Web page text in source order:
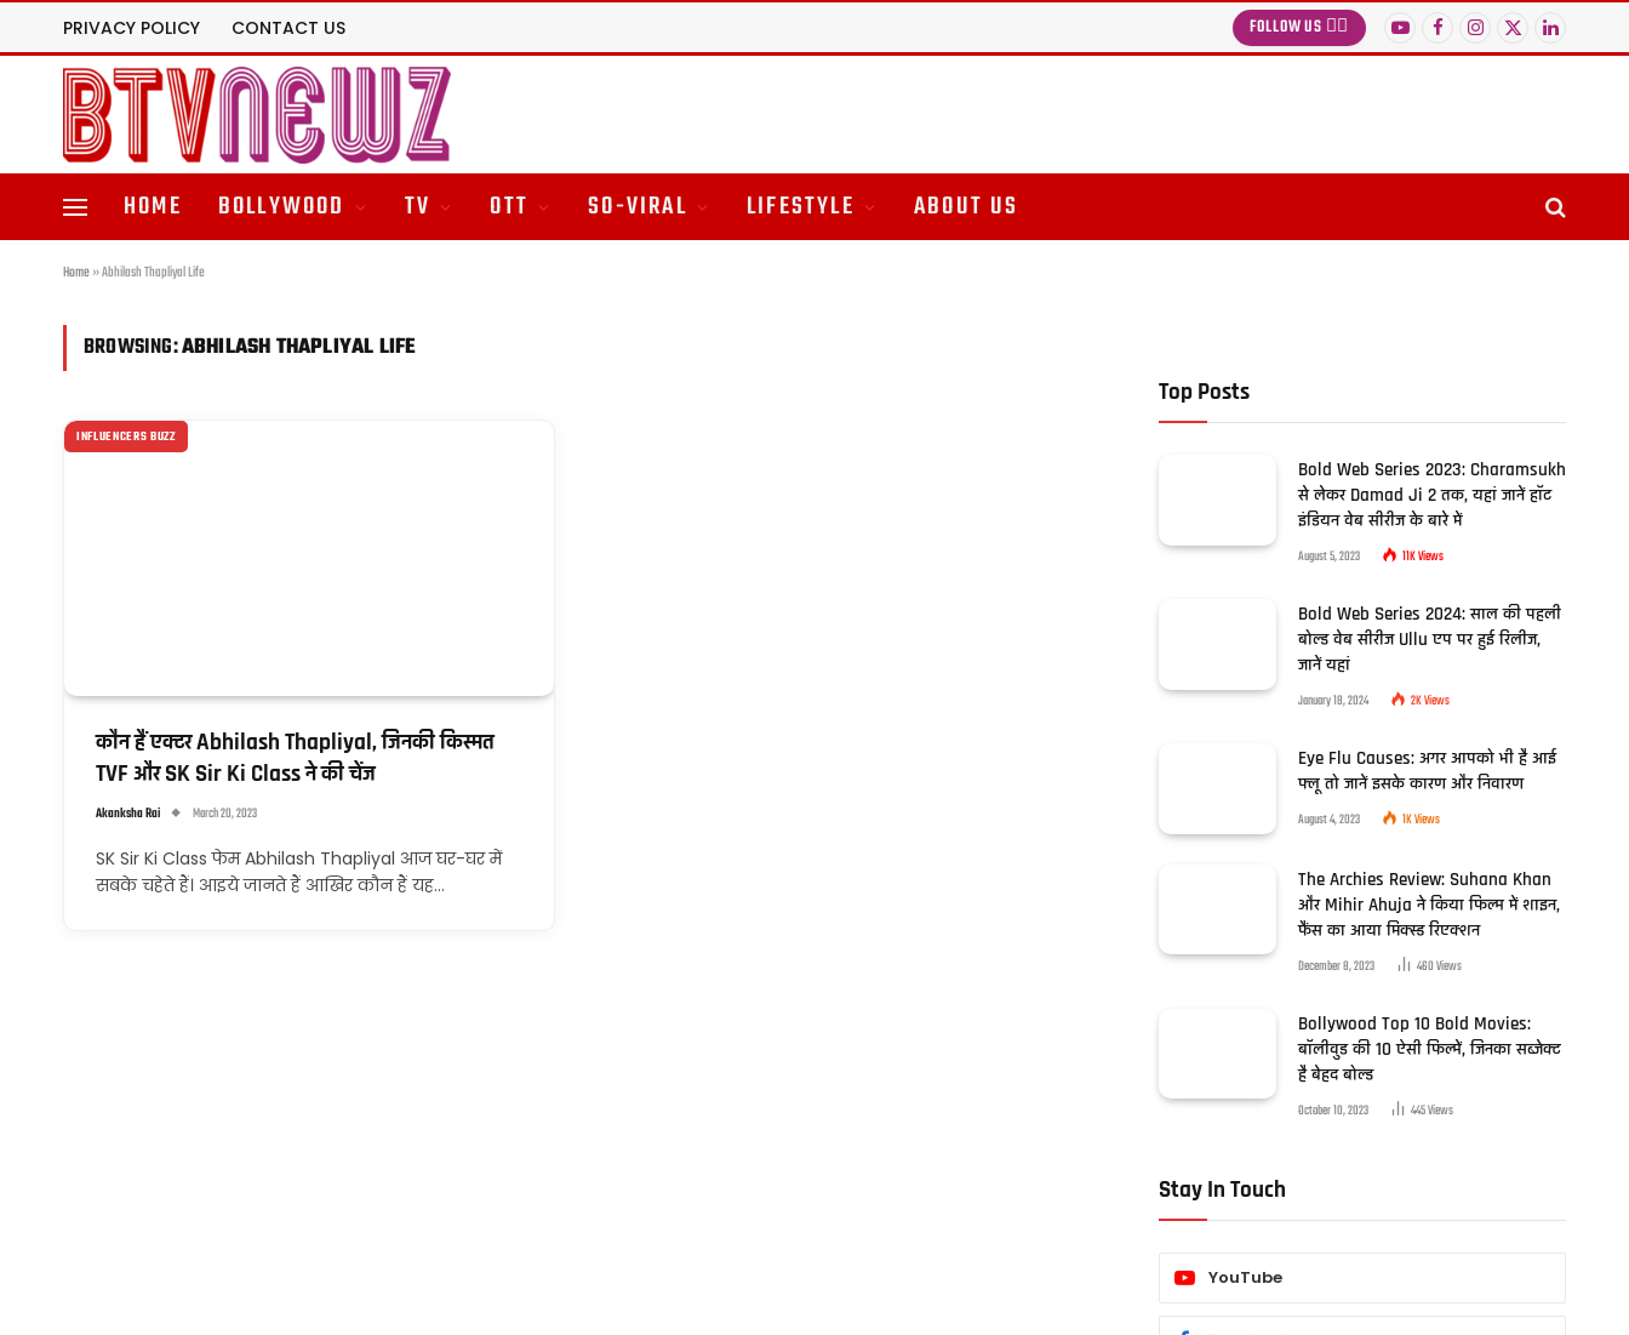
PRIVACY POLICY CONTACT US FOLLOW US 👉🏻 YouTubeFacebook
Instagram
X
(Twitter)
LinkedIn
HOME BOLLYWOOD TV OTT SO-VIRAL LIFESTYLE ABOUT US
Home»Abhilash Thapliyal Life
BROWSING:ABHILASH THAPLIYAL LIFE
INFLUENCERS BUZZ
कौन हैं एक्टर Abhilash Thapliyal, जिनकी किस्मत
TVF और SK Sir Ki Class ने की चेंज
Akanksha Rai March 20, 2023
SK Sir Ki Class फेम Abhilash Thapliyal आज घर-घर में
सबके चहेते हैं। आइये जानते हैं आखिर कौन हैं यह…
Top Posts
Bold Web Series 2023: Charamsukh
से लेकर Damad Ji 2 तक, यहां जानें हॉट
इंडियन वेब सीरीज के बारे में
August 5, 2023 11KViews
Bold Web Series 2024: साल की पहली
बोल्ड वेब सीरीज Ullu एप पर हुई रिलीज,
जानें यहां
January 18, 2024 2KViews
Eye Flu Causes: अगर आपको भी है आई
फ्लू तो जानें इसके कारण और निवारण
August 4, 2023 1KViews
The Archies Review: Suhana Khan
और Mihir Ahuja ने किया फिल्म में शाइन,
फैंस का आया मिक्स्ड रिएक्शन
December 8, 2023 460Views
Bollywood Top 10 Bold Movies:
बॉलीवुड की 10 ऐसी फिल्में, जिनका सब्जेक्ट
है बेहद बोल्ड
October 10, 2023 445Views
Stay In Touch
YouTube